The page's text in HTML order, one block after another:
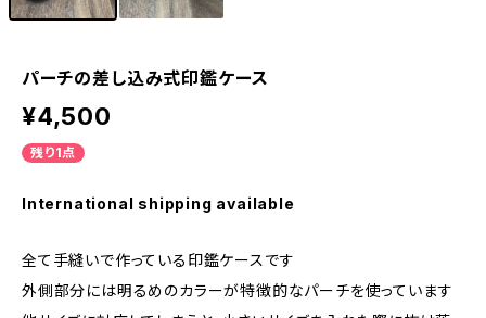
パーチの差し込み式印鑑ケース
¥4,500
残り1点
International shipping available
全て手縫いで作っている印鑑ケースです
外側部分には明るめのカラーが特徴的なパーチを使っています